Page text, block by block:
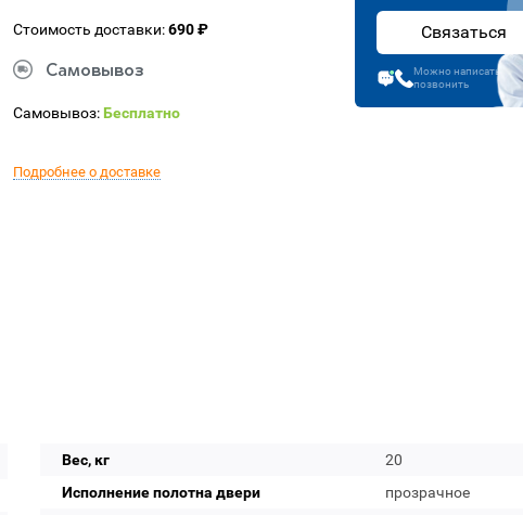
Стоимость доставки:690 ₽
Самовывоз
Самовывоз:Бесплатно
Подробнее о доставке
Связаться
Можно написать или
позвонить
Вес, кг
20
Исполнение полотна двери
прозрачное